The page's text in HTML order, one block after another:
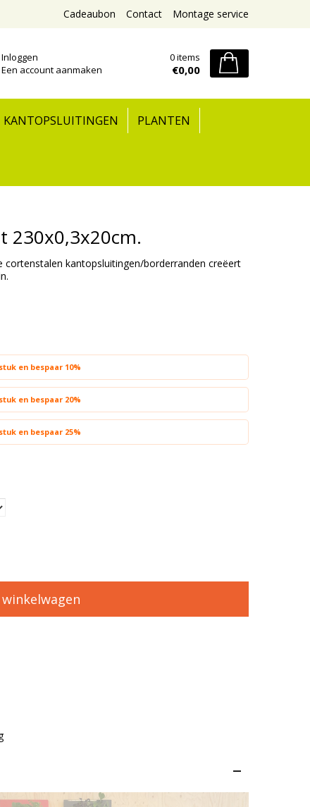
Montage service
Contact
Cadeaubon
Inloggen
Een account aanmaken
0 items
€0,00
KANTOPSLUITINGEN PLANTEN
230x0,3x20cm.
kantopsluitingen/borderranden creëert
en bespaar 10%
en bespaar 20%
en bespaar 25%
–